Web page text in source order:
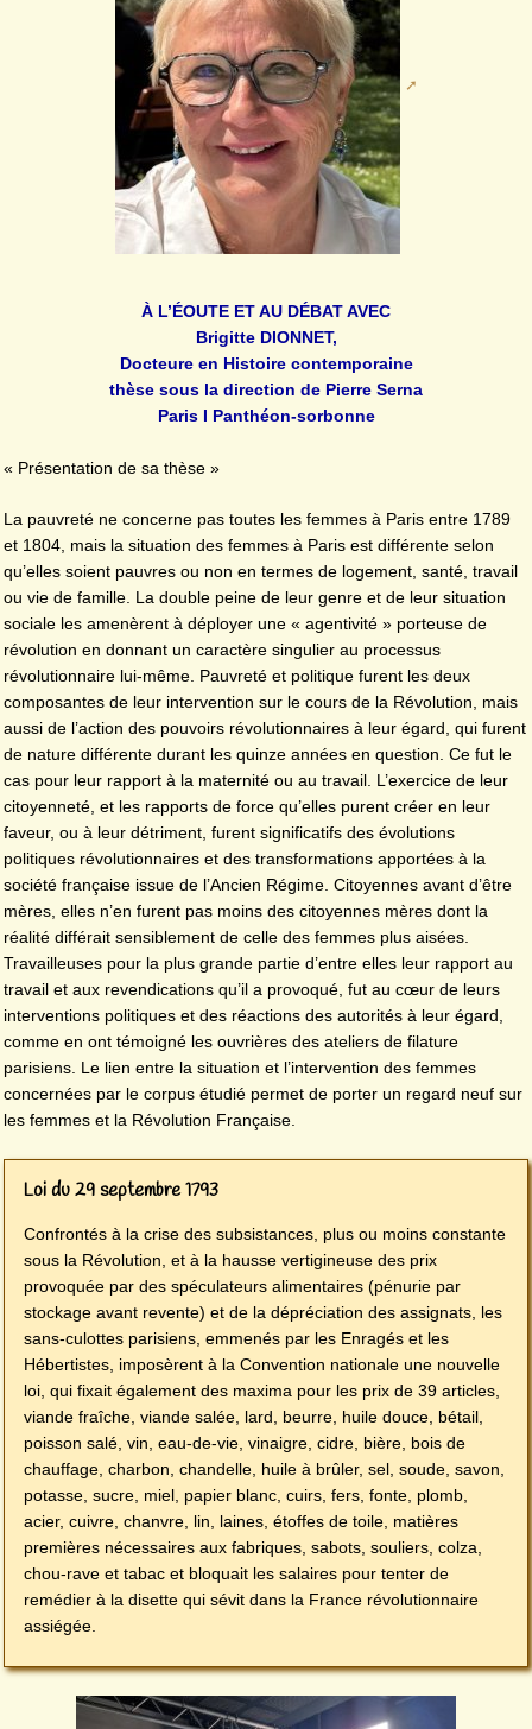
À L’ÉOUTE ET AU DÉBAT AVEC
Brigitte DIONNET,
Docteure en Histoire contemporaine
thèse sous la direction de Pierre Serna
Paris I Panthéon-sorbonne
« Présentation de sa thèse »
La pauvreté ne concerne pas toutes les femmes à Paris entre 1789
et 1804, mais la situation des femmes à Paris est différente selon
qu’elles soient pauvres ou non en termes de logement, santé, travail
ou vie de famille. La double peine de leur genre et de leur situation
sociale les amenèrent à déployer une « agentivité » porteuse de
révolution en donnant un caractère singulier au processus
révolutionnaire lui-même. Pauvreté et politique furent les deux
composantes de leur intervention sur le cours de la Révolution, mais
aussi de l’action des pouvoirs révolutionnaires à leur égard, qui furent
de nature différente durant les quinze années en question. Ce fut le
cas pour leur rapport à la maternité ou au travail. L’exercice de leur
citoyenneté, et les rapports de force qu’elles purent créer en leur
faveur, ou à leur détriment, furent significatifs des évolutions
politiques révolutionnaires et des transformations apportées à la
société française issue de l’Ancien Régime. Citoyennes avant d’être
mères, elles n’en furent pas moins des citoyennes mères dont la
réalité différait sensiblement de celle des femmes plus aisées.
Travailleuses pour la plus grande partie d’entre elles leur rapport au
travail et aux revendications qu’il a provoqué, fut au cœur de leurs
interventions politiques et des réactions des autorités à leur égard,
comme en ont témoigné les ouvrières des ateliers de filature
parisiens. Le lien entre la situation et l’intervention des femmes
concernées par le corpus étudié permet de porter un regard neuf sur
les femmes et la Révolution Française.
Loi du 29 septembre 1793
Confrontés à la crise des subsistances, plus ou moins constante
sous la Révolution, et à la hausse vertigineuse des prix
provoquée par des spéculateurs alimentaires (pénurie par
stockage avant revente) et de la dépréciation des assignats, les
sans-culottes parisiens, emmenés par les Enragés et les
Hébertistes, imposèrent à la Convention nationale une nouvelle
loi, qui fixait également des maxima pour les prix de 39 articles,
viande fraîche, viande salée, lard, beurre, huile douce, bétail,
poisson salé, vin, eau-de-vie, vinaigre, cidre, bière, bois de
chauffage, charbon, chandelle, huile à brûler, sel, soude, savon,
potasse, sucre, miel, papier blanc, cuirs, fers, fonte, plomb,
acier, cuivre, chanvre, lin, laines, étoffes de toile, matières
premières nécessaires aux fabriques, sabots, souliers, colza,
chou-rave et tabac et bloquait les salaires pour tenter de
remédier à la disette qui sévit dans la France révolutionnaire
assiégée.